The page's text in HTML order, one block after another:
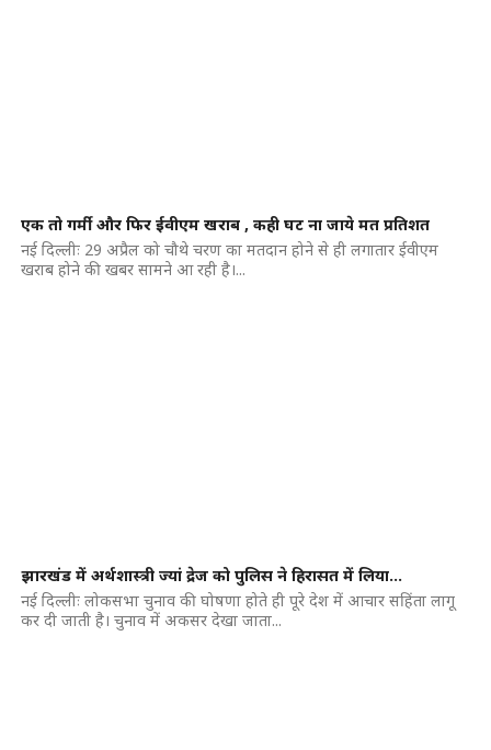
एक तो गर्मी और फिर ईवीएम खराब , कही घट ना जाये मत प्रतिशत
नई दिल्लीः 29 अप्रैल को चौथे चरण का मतदान होने से ही लगातार ईवीएम
खराब होने की खबर सामने आ रही है।...
झारखंड में अर्थशास्त्री ज्यां द्रेज को पुलिस ने हिरासत में लिया…
नई दिल्लीः लोकसभा चुनाव की घोषणा होते ही पूरे देश में आचार सहिंता लागू
कर दी जाती है। चुनाव में अकसर देखा जाता...